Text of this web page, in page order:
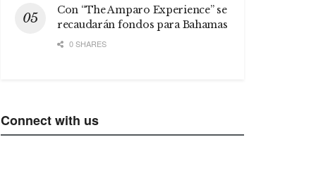
Con “The Amparo Experience” se
recaudarán fondos para Bahamas
0 SHARES
Connect with us